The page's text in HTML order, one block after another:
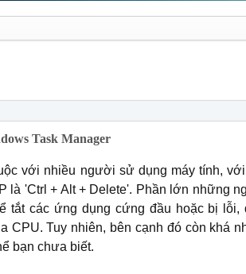
Task Manager
với nhiều người sử dụng máy tính,
là 'Ctrl + Alt + Delete'. Phần lớn những
tắt các ứng dụng cứng đầu hoặc bị
CPU. Tuy nhiên, bên cạnh đó còn khá
bạn chưa biết.